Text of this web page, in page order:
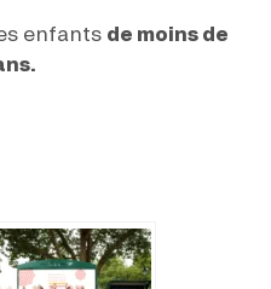
enfants de moins de